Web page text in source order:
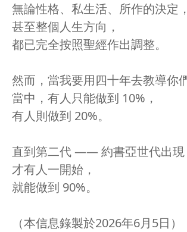
無論性格、私生活、所作的決定，
甚至整個人生方向，
都已完全按照聖經作出調整。
然而，當我要用四十年去教導你
當中，有人只能做到 10%，
有人則做到 20%。
直到第二代 —— 約書亞世代出現
才有人一開始，
就能做到 90%。
（本信息錄製於2026年6月5日）